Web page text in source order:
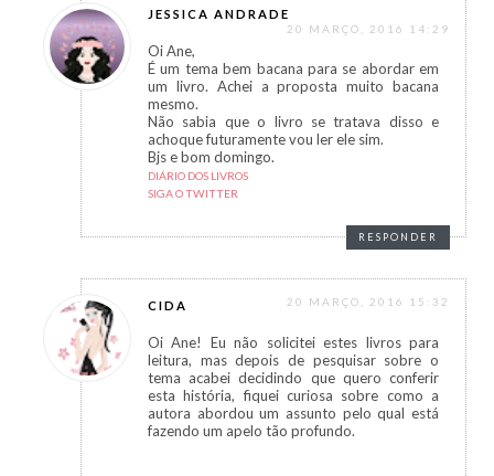
JESSICA ANDRADE
20 MARÇO, 2016 14:29
Oi Ane,
É um tema bem bacana para se abordar em
um livro. Achei a proposta muito bacana
mesmo.
Não sabia que o livro se tratava disso e
achoque futuramente vou ler ele sim.
Bjs e bom domingo.
DIÁRIO DOS LIVROS
SIGA O TWITTER
RESPONDER
CIDA 20 MARÇO, 2016 15:32
Oi Ane! Eu não solicitei estes livros para
leitura, mas depois de pesquisar sobre o
tema acabei decidindo que quero conferir
esta história, fiquei curiosa sobre como a
autora abordou um assunto pelo qual está
fazendo um apelo tão profundo.